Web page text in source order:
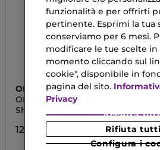
OLAPLEX
OLAPLEX NO.4D CLEAN
VOLUME DETOX DRY
SHAMPOO
Shampoo
12,80 €
funzionalità e per offrirti
pertinente. Esprimi la tua
conserviamo per 6 mesi.
modificare le tue scelte in
momento cliccando sul
cookie", disponibile in
pagina del sito.
Privacy
Configura i
Rifiuta tutti
Accetta